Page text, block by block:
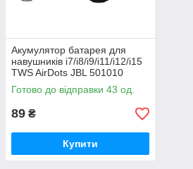
Акумулятор батарея для
навушників i7/i8/i9/i11/i12/i15
TWS AirDots JBL 501010
Готово до відправки 43 од.
89 ₴
Купити